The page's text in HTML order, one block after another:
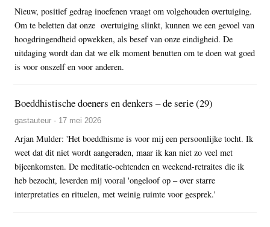
Nieuw, positief gedrag inoefenen vraagt om volgehouden overtuiging.
Om te beletten dat onze overtuiging slinkt, kunnen we een gevoel van
hoogdringendheid opwekken, als besef van onze eindigheid. De
uitdaging wordt dan dat we elk moment benutten om te doen wat goed
is voor onszelf en voor anderen.
Boeddhistische doeners en denkers – de serie (29)
gastauteur - 17 mei 2026
Arjan Mulder: 'Het boeddhisme is voor mij een persoonlijke tocht. Ik
weet dat dit niet wordt aangeraden, maar ik kan niet zo veel met
bijeenkomsten. De meditatie-ochtenden en weekend-retraites die ik
heb bezocht, leverden mij vooral 'ongeloof op – over starre
interpretaties en rituelen, met weinig ruimte voor gesprek.'